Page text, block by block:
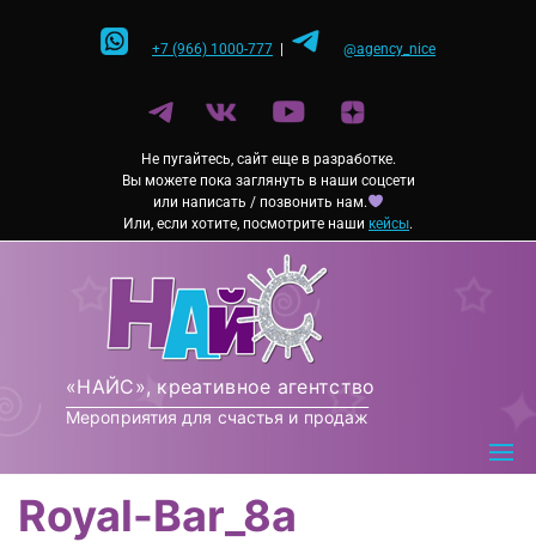
+7 (966) 1000-777| @agency_nice
Не пугайтесь, сайт еще в разработке.
Вы можете пока заглянуть в наши соцсети
или написать / позвонить нам.
Или, если хотите, посмотрите наши кейсы.
«НАЙС», креативное агентство
Мероприятия для счастья и продаж
Royal-Bar_8а